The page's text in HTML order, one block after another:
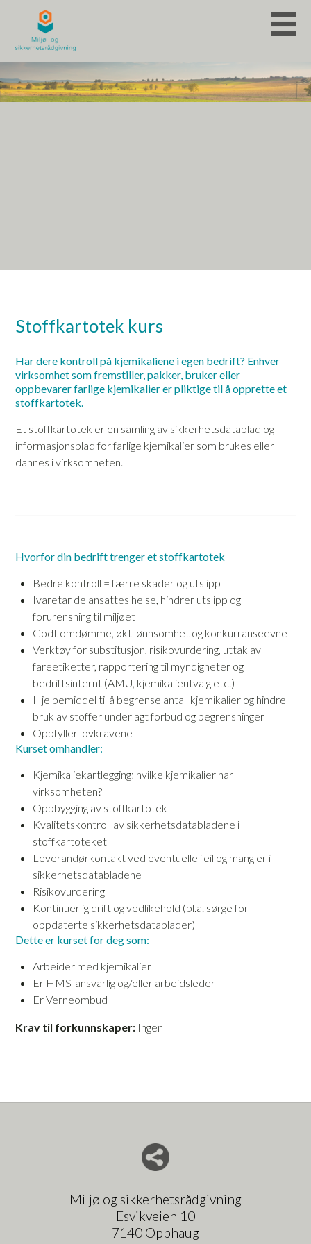
Stoffkartotek kurs
Har dere kontroll på kjemikaliene i egen bedrift? Enhver
virksomhet som fremstiller, pakker, bruker eller
oppbevarer farlige kjemikalier er pliktige til å opprette et
stoffkartotek.
Et stoffkartotek er en samling av sikkerhetsdatablad og
informasjonsblad for farlige kjemikalier som brukes eller
dannes i virksomheten.
Hvorfor din bedrift trenger et stoffkartotek
Bedre kontroll = færre skader og utslipp
Ivaretar de ansattes helse, hindrer utslipp og
forurensning til miljøet
Godt omdømme, økt lønnsomhet og konkurranseevne
Verktøy for substitusjon, risikovurdering, uttak av
fareetiketter, rapportering til myndigheter og
bedriftsinternt (AMU, kjemikalieutvalg etc.)
Hjelpemiddel til å begrense antall kjemikalier og hindre
bruk av stoffer underlagt forbud og begrensninger
Oppfyller lovkravene
Kurset omhandler:
Kjemikaliekartlegging; hvilke kjemikalier har
virksomheten?
Oppbygging av stoffkartotek
Kvalitetskontroll av sikkerhetsdatabladene i
stoffkartoteket
Leverandørkontakt ved eventuelle feil og mangler i
sikkerhetsdatabladene
Risikovurdering
Kontinuerlig drift og vedlikehold (bl.a. sørge for
oppdaterte sikkerhetsdatablader)
Dette er kurset for deg som:
Arbeider med kjemikalier
Er HMS-ansvarlig og/eller arbeidsleder
Er Verneombud
Krav til forkunnskaper: Ingen
Miljø og sikkerhetsrådgivning
Esvikveien 10
7140 Opphaug